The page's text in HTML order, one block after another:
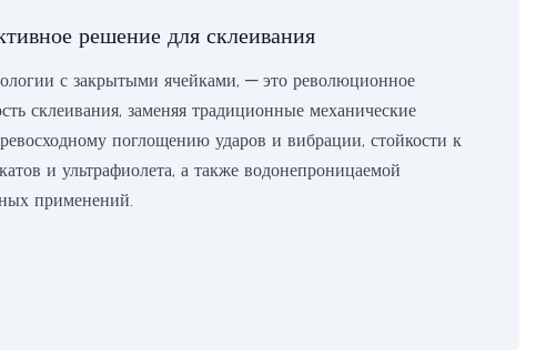
решение для склеивания
с закрытыми ячейками, — это революционное
склеивания, заменяя традиционные механические
поглощению ударов и вибрации, стойкости к
и ультрафиолета, а также водонепроницаемой
применений.